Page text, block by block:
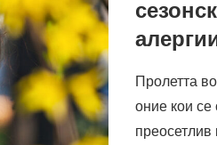
Пролетта
оние кои се
преосетлив